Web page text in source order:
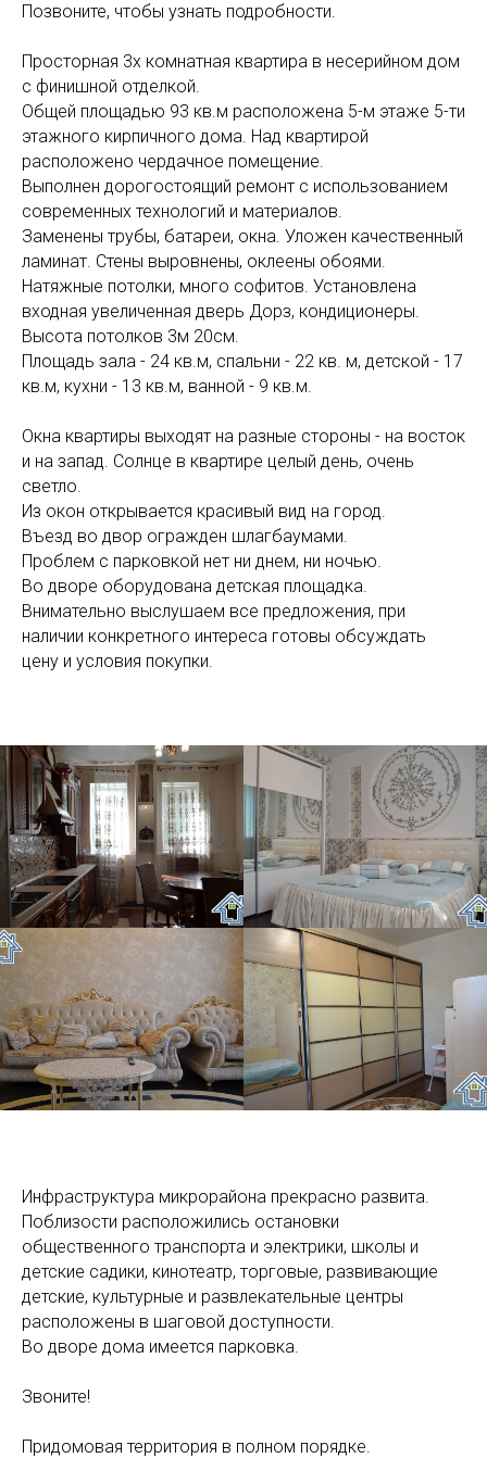
Позвоните, чтобы узнать подробности.
Просторная 3х комнатная квартира в несерийном дом
с финишной отделкой.
Общей площадью 93 кв.м расположена 5-м этаже 5-ти
этажного кирпичного дома. Над квартирой
расположено чердачное помещение.
Выполнен дорогостоящий ремонт с использованием
современных технологий и материалов.
Заменены трубы, батареи, окна. Уложен качественный
ламинат. Стены выровнены, оклеены обоями.
Натяжные потолки, много софитов. Установлена
входная увеличенная дверь Дорз, кондиционеры.
Высота потолков 3м 20см.
Площадь зала - 24 кв.м, спальни - 22 кв. м, детской - 17
кв.м, кухни - 13 кв.м, ванной - 9 кв.м.
Окна квартиры выходят на разные стороны - на восток
и на запад. Солнце в квартире целый день, очень
светло.
Из окон открывается красивый вид на город.
Въезд во двор огражден шлагбаумами.
Проблем с парковкой нет ни днем, ни ночью.
Во дворе оборудована детская площадка.
Внимательно выслушаем все предложения, при
наличии конкретного интереса готовы обсуждать
цену и условия покупки.
Инфраструктура микрорайона прекрасно развита.
Поблизости расположились остановки
общественного транспорта и электрики, школы и
детские садики, кинотеатр, торговые, развивающие
детские, культурные и развлекательные центры
расположены в шаговой доступности.
Во дворе дома имеется парковка.
Звоните!
Придомовая территория в полном порядке.